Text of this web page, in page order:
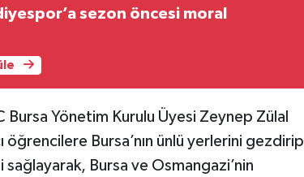
sezon öncesi moral
Bursa Yönetim Kurulu Üyesi Zeynep Zülal
öğrencilere Bursa’nın ünlü yerlerini gezdirip
Bursa ve Osmangazi’nin